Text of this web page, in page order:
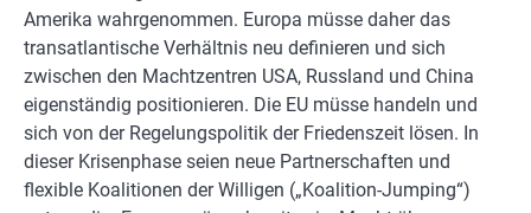
Amerika wahrgenommen. Europa müsse daher das
transatlantische Verhältnis neu definieren und sich
zwischen den Machtzentren USA, Russland und China
eigenständig positionieren. Die EU müsse handeln und
sich von der Regelungspolitik der Friedenszeit lösen. In
dieser Krisenphase seien neue Partnerschaften und
flexible Koalitionen der Willigen („Koalition-Jumping“)